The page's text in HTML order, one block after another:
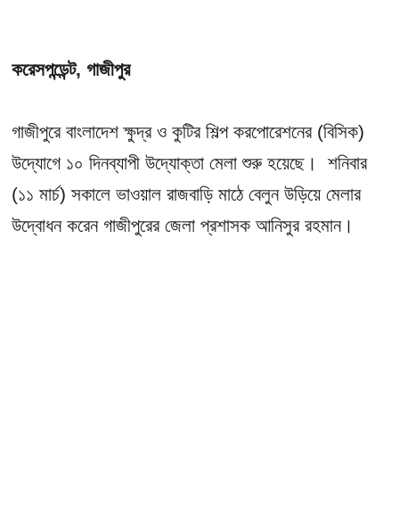
করেসপন্ডেন্ট, গাজীপুর
গাজীপুরে বাংলাদেশ ক্ষুদ্র ও কুটির শিল্প করপোরেশনের (বিসিক)
উদ্যোগে ১০ দিনব্যাপী উদ্যোক্তা মেলা শুরু হয়েছে। শনিবার
(১১ মার্চ) সকালে ভাওয়াল রাজবাড়ি মাঠে বেলুন উড়িয়ে মেলার
উদ্বোধন করেন গাজীপুরের জেলা প্রশাসক আনিসুর রহমান।